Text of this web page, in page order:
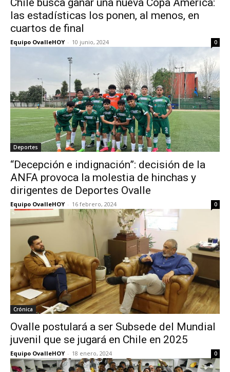
Chile busca ganar una nueva Copa América:
las estadísticas los ponen, al menos, en
cuartos de final
Equipo OvalleHOY - 10 junio, 2024 0
Deportes
“Decepción e indignación”: decisión de la
ANFA provoca la molestia de hinchas y
dirigentes de Deportes Ovalle
Equipo OvalleHOY - 16 febrero, 2024 0
Crónica
Ovalle postulará a ser Subsede del Mundial
juvenil que se jugará en Chile en 2025
Equipo OvalleHOY - 18 enero, 2024 0